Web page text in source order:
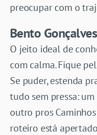
preocupar com o
Bento Gonçalves
O jeito ideal de
com calma. Fique
Se puder, estenda
tudo sem pressa:
outro pros Caminhos
roteiro está